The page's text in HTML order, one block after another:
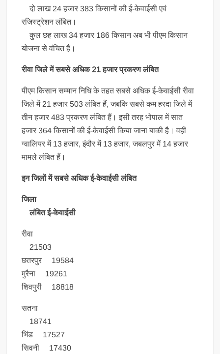
दो लाख 24 हजार 383 किसानों की ई-केवाईसी एवं
रजिस्ट्रेशन लंबित।
कुल छह लाख 34 हजार 186 किसान अब भी पीएम किसान
योजना से वंचित हैं।
रीवा जिले में सबसे अधिक 21 हजार प्रकरण लंबित
पीएम किसान सम्मान निधि के तहत सबसे अधिक ई-केवाईसी रीवा
जिले में 21 हजार 503 लंबित हैं, जबकि सबसे कम हरदा जिले में
तीन हजार 483 प्रकरण लंबित हैं। इसी तरह भोपाल में सात
हजार 364 किसानों की ई-केवाईसी किया जाना बाकी है। वहीं
ग्वालियर में 13 हजार, इंदौर में 13 हजार, जबलपुर में 14 हजार
मामले लंबित हैं।
इन जिलों में सबसे अधिक ई-केवाईसी लंबित
जिला
लंबित ई-केवाईसी
रीवा
21503
छतरपुर 19584
मुरैना 19261
शिवपुरी 18818
सतना
18741
भिंड 17527
सिवनी 17430